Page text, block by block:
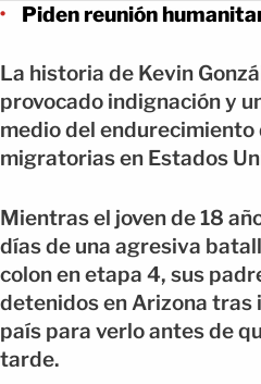
Piden reunión
La historia de Kevin
provocado indignación y
medio del
migratorias en Estados
Mientras el joven de 18
días de una agresiva
colon en etapa 4, sus
detenidos en Arizona
país para verlo antes de
tarde.